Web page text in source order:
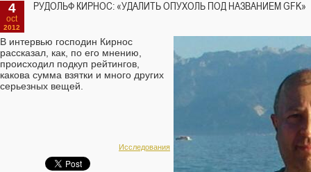
4
oct
2012
РУДОЛЬФ КИРНОС: «УДАЛИТЬ ОПУХОЛЬ ПОД НАЗВАНИЕМ GF K»
В интервью господин Кирнос
рассказал, как, по его мнению,
происходил подкуп рейтингов,
какова сумма взятки и много других
серьезных вещей.
Исследования